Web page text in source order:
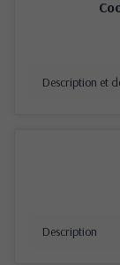
Description et
Description